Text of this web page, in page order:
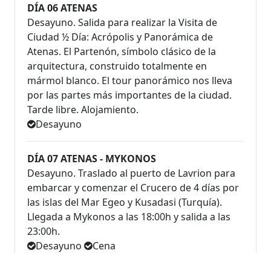
DÍA 06 ATENAS
Desayuno. Salida para realizar la Visita de
Ciudad ½ Día: Acrópolis y Panorámica de
Atenas. El Partenón, símbolo clásico de la
arquitectura, construido totalmente en
mármol blanco. El tour panorámico nos lleva
por las partes más importantes de la ciudad.
Tarde libre. Alojamiento.
Desayuno
DÍA 07 ATENAS - MYKONOS
Desayuno. Traslado al puerto de Lavrion para
embarcar y comenzar el Crucero de 4 días por
las islas del Mar Egeo y Kusadasi (Turquía).
Llegada a Mykonos a las 18:00h y salida a las
23:00h.
Desayuno
Cena